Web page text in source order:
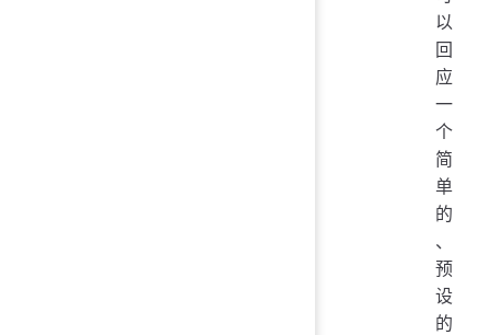
以
回
应
一
个
简
单
的
、
预
设
的